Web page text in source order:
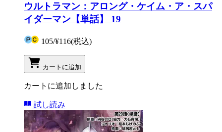
ウルトラマン：アロング・ケイム・ア・スパ
イダーマン【単話】 19
105/¥116(税込)
カートに追加
カートに追加しました
試し読み